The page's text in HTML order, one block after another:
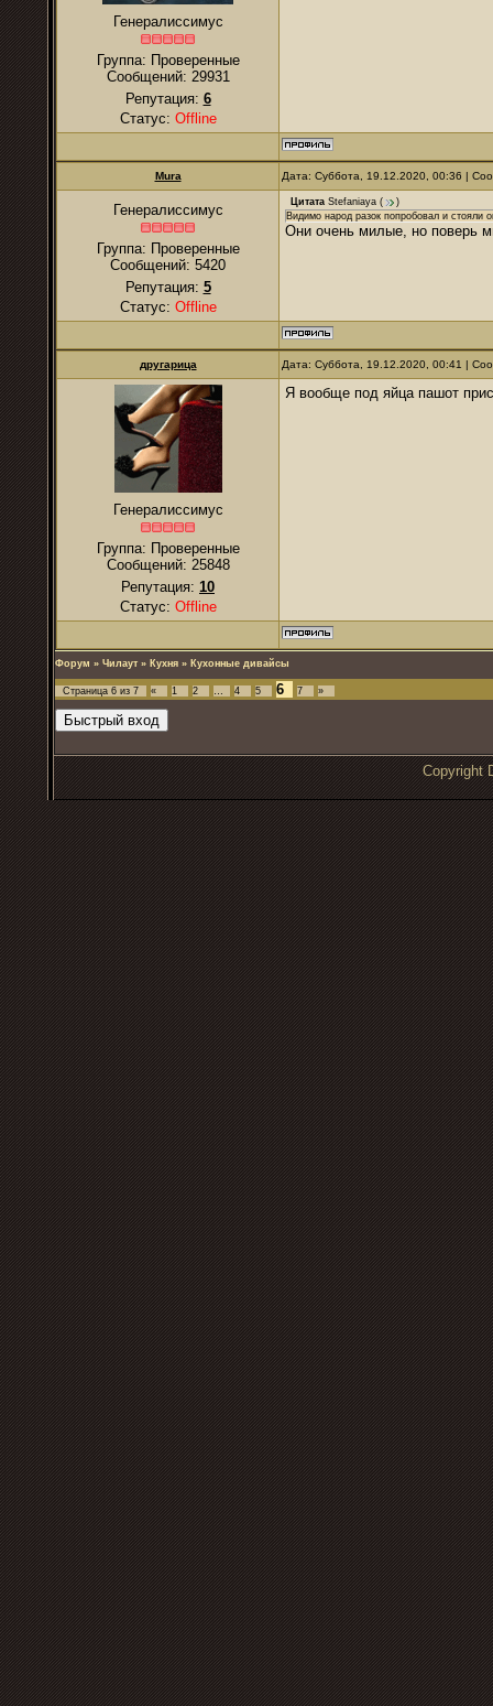
Генералиссимус
Группа: Проверенные
Сообщений: 29931
Репутация: 6
Статус: Offline
Mura Дата: Суббота, 19.12.2020, 00:36 |
Генералиссимус
Группа: Проверенные
Сообщений: 5420
Репутация: 5
Статус: Offline
Цитата Stefaniaya (
)
Видимо народ разок попробовал и стояли
Они очень милые, но поверь
другарица Дата: Суббота, 19.12.2020, 00:41 |
Генералиссимус
Группа: Проверенные
Сообщений: 25848
Репутация: 10
Статус: Offline
Я вообще под яйца пашот
Форум » Чилаут » Кухня » Кухонные дивайсы
Страница 6 из 7 « 1 2 … 4 5 6 7 »
Copyright